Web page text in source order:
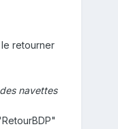
retourner
navettes